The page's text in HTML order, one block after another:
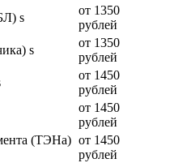
s
от 1350
рублей
s
от 1350
рублей
от 1450
рублей
от 1450
рублей
(ТЭНа) от 1450
рублей